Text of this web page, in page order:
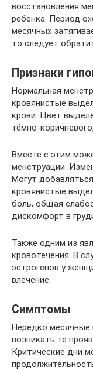
восстановления
ребенка. Период
месячных
то следует
Признаки
Нормальная
кровянистые
крови. Цвет
тёмно-
Вместе с этим
менструации.
Могут
кровянистые
боль, общая
дискомфорт в
Также одним из
кровотечения. В
эстрогенов у
влечение.
Симптомы
Нередко месячные
возникать те
Критические дни